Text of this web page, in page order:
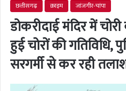
छत्तीसगढ़ क्राइम जांजगीर-चांपा
डोकरीदाई मंदिर में
हुई चोरों की गतिविधि,
सरगर्मी से कर रही